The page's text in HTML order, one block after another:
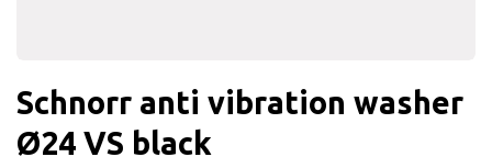
Schnorr anti vibration washer
Ø24 VS black